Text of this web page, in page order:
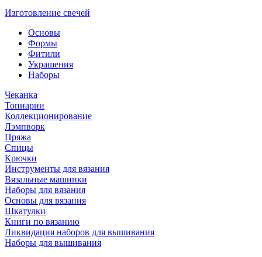
Изготовление свечей
Основы
Формы
Фитили
Украшения
Наборы
Чеканка
Топиарии
Коллекционирование
Лэмпворк
Пряжа
Спицы
Крючки
Инструменты для вязания
Вязальные машинки
Наборы для вязания
Основы для вязания
Шкатулки
Книги по вязанию
Ликвидация наборов для вышивания
Наборы для вышивания